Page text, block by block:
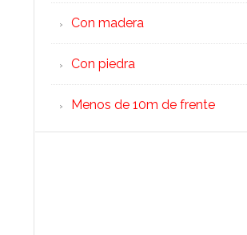
Con madera
Con piedra
Menos de 10m de frente